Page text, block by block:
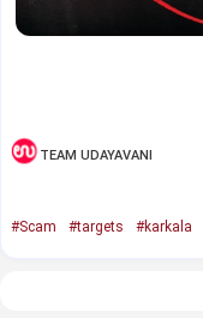
TEAM UDAYAVANI
#Scam #targets #karkala